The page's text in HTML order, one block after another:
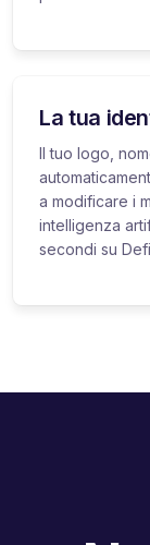
La tua
Il tuo logo,
a modificare i
intelligenza
secondi su